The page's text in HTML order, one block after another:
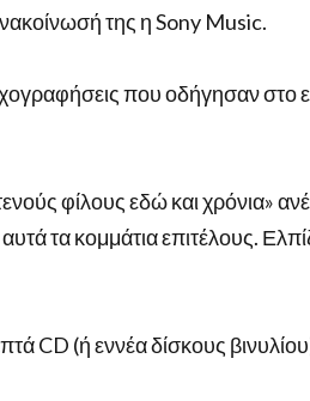
της η Sony Music.
που οδήγησαν στο
φίλους εδώ και χρόνια»
τα κομμάτια επιτέλους.
CD (ή εννέα δίσκους